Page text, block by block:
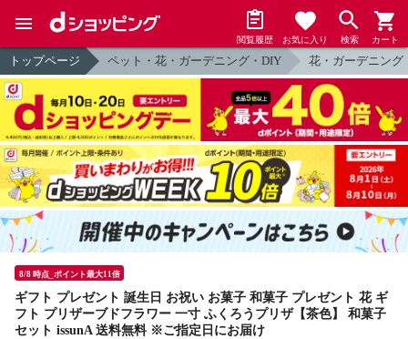
閲覧履歴 お気に入り 検索 カート
トップページ ペット・花・ガーデニング・DIY 花・ガーデニング
8/8 時点_ポイント最大11倍
ギフト プレゼント 誕生日 お祝い お菓子 和菓子 プレゼント 花 ギ
フト プリザーブドフラワー 一寸 ふくろうプリザ【茶色】 和菓子
セット issunA 送料無料 ※ご指定日にお届け